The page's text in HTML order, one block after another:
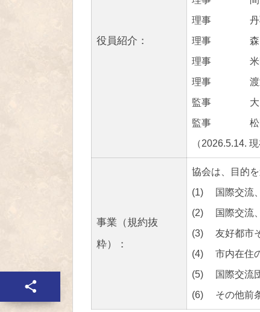
役員紹介：
理事 丹羽
理事 森
理事 米
理事 渡辺
監事 大口
監事 松田
（
事業（規約抜
粋）：
協会は、目的
(1) 国際交流
(2) 国際交流
(3) 友好都市
(4) 市内在住
(5) 国際交流
(6) その他前